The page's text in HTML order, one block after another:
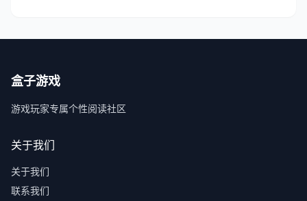
盒子游戏
游戏玩家专属个性阅读社区
关于我们
关于我们
联系我们